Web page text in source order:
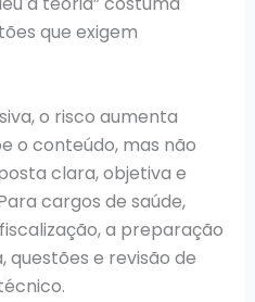
que exigem
o risco aumenta
o conteúdo, mas não
clara, objetiva e
cargos de saúde,
a preparação
e revisão de